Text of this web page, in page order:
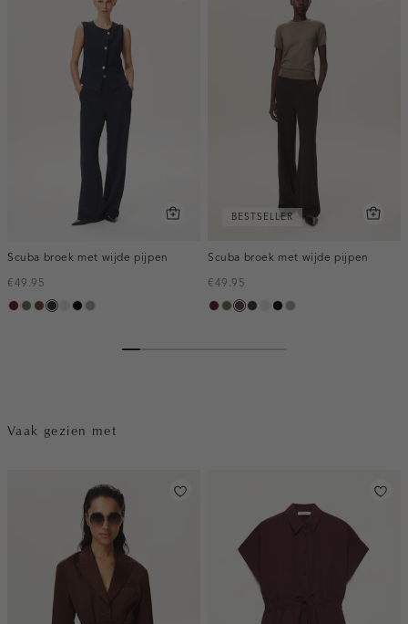
Scuba broek met wijde pijpen
€49.95
pruim,
groen,
donkerbruin
blauw,
kitzwarttaupe,
BESTSELLER
Scuba broek met wijde pijpen
€49.95
pruim,
groen,
donkerbruin
blauw,
kitzwarttaupe,
Vaak gezien met